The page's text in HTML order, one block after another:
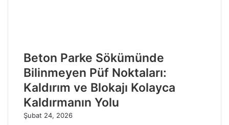
Beton Parke Sökümünde
Bilinmeyen Püf Noktaları:
Kaldırım ve Blokajı Kolayca
Kaldırmanın Yolu
Şubat 24, 2026